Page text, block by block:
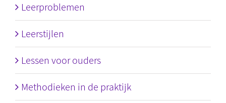
Leerproblemen
Leerstijlen
Lessen voor ouders
Methodieken in de praktijk